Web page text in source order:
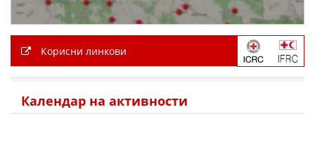
Корисни линкови
Календар на активности